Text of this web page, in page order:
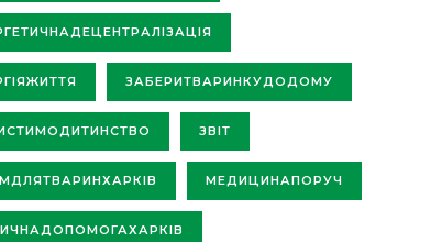
ЗАБЕРИТВАРИНКУДОДОМУ
ЗВІТ
МЕДИЦИНАПОРУЧ